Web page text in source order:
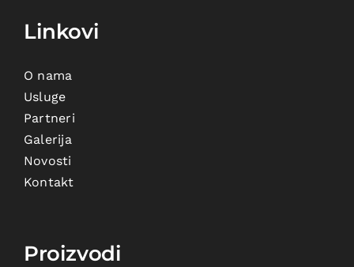
Linkovi
O nama
Usluge
Partneri
Galerija
Novosti
Kontakt
Proizvodi